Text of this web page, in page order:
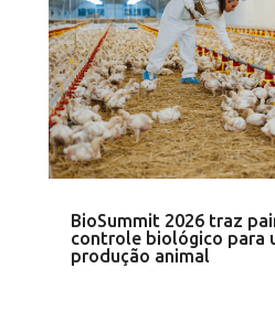
BioSummit 2026 traz
controle biológico para
produção animal